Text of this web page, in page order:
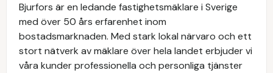
Bjurfors är en ledande fastighetsmäklare i Sverige
med över 50 års erfarenhet inom
bostadsmarknaden. Med stark lokal närvaro och ett
stort nätverk av mäklare över hela landet erbjuder vi
våra kunder professionella och personliga tjänster